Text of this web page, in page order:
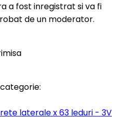
a fost inregistrat si va fi
de un moderator.